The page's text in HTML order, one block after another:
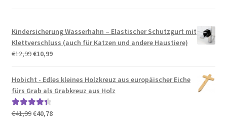
Kindersicherung Wasserhahn – Elastischer Schutzgurt mit
Klettverschluss (auch für Katzen und andere Haustiere)
€12,99Ursprünglicher
war:
€12,99
€10,99Aktueller
€10,99.
Hobicht - Edles kleines Holzkreuz aus europäischer Eiche
fürs Grab als Grabkreuz aus Holz
Bewertet
€41,99Ursprünglicher
€40,78Aktueller